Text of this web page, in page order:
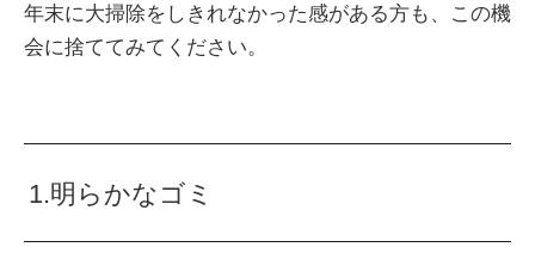
年末に大掃除をしきれなかった感がある方も、この機
会に捨ててみてください。
1.明らかなゴミ